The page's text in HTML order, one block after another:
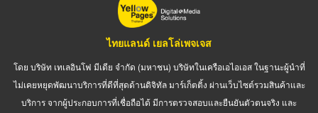
ไทยแลนด์ เยลโล่เพจเจส
โดย บริษัท เทเลอินโฟ มีเดีย จำกัด (มหาชน) บริษัทในเครือเอไอเอส ในฐานะผู้นำที่
ไม่เคยหยุดพัฒนาบริการที่ดีที่สุดด้านดิจิทัล มาร์เก็ตติ้ง ผ่านเว็บไซต์รวมสินค้าและ
บริการ จากผู้ประกอบการที่เชื่อถือได้ มีการตรวจสอบและยืนยันตัวตนจริง และ